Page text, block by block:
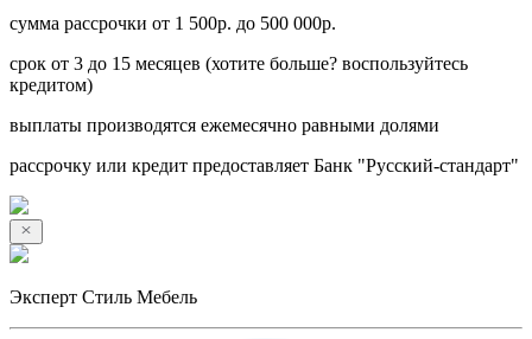
сумма рассрочки от 1 500р. до 500 000р.
срок от 3 до 15 месяцев (хотите больше? воспользуйтесь
кредитом)
выплаты производятся ежемесячно равными долями
рассрочку или кредит предоставляет Банк "Русский-стандарт"
Эксперт Стиль Мебель